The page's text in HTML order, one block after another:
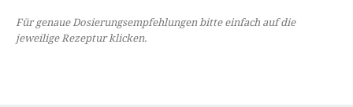
Für genaue Dosierungsempfehlungen bitte einfach auf die
jeweilige Rezeptur klicken.